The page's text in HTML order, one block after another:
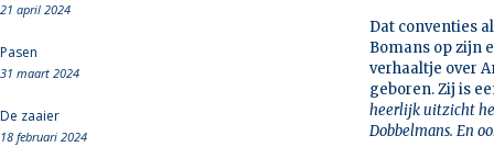
21 april 2024
Pasen
31 maart 2024
De zaaier
18 februari 2024
Dat conventies
Bomans op zijn
verhaaltje over
geboren. Zij is
heerlijk uitzicht
Dobbelmans. En